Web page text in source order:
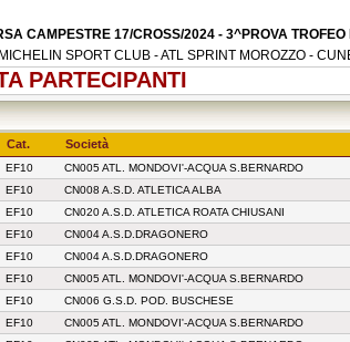
CAMPESTRE 17/CROSS/2024 - 3^PROVA
SPORT CLUB - ATL SPRINT MOROZZO -
PARTECIPANTI
Cat. Società
EF10
CN005 ATL. MONDOVI'-ACQUA S.BERNARDO
EF10
CN008 A.S.D. ATLETICA ALBA
EF10
CN020 A.S.D. ATLETICA ROATA CHIUSANI
EF10
CN004 A.S.D.DRAGONERO
EF10
CN004 A.S.D.DRAGONERO
EF10
CN005 ATL. MONDOVI'-ACQUA S.BERNARDO
EF10
CN006 G.S.D. POD. BUSCHESE
EF10
CN005 ATL. MONDOVI'-ACQUA S.BERNARDO